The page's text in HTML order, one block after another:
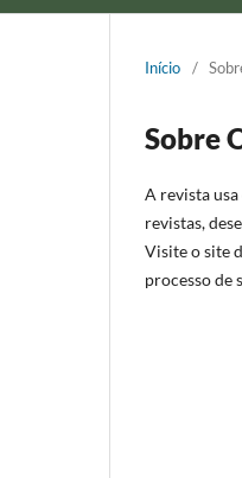
Início /
Sobre
A revista
revistas,
Visite o site
processo de